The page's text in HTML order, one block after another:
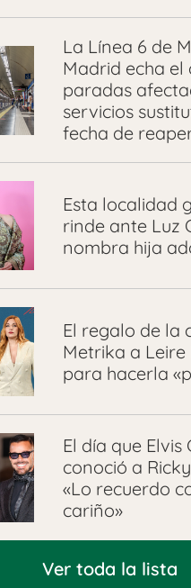
La Línea 6 de
Madrid echa el
paradas
servicios
fecha de
Esta localidad
rinde ante Luz
nombra hija
El regalo de la
Metrika a
para hacerla
El día que Elvis
conoció a
«Lo recuerdo
cariño»
Ver toda la lista